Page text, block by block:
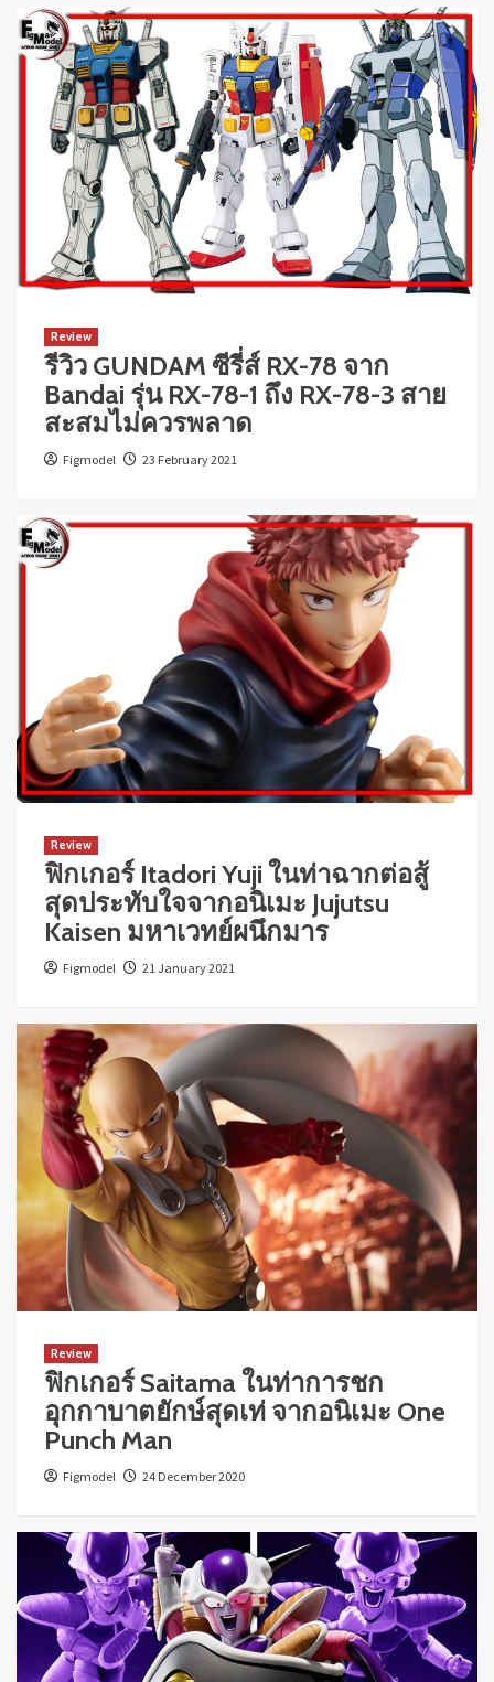
Review
รีวิว GUNDAM ซีรี่ส์ RX-78 จาก
Bandai รุ่น RX-78-1 ถึง RX-78-3 สาย
สะสมไม่ควรพลาด
Figmodel 23 February 2021
Review
ฟิกเกอร์ Itadori Yuji ในท่าฉากต่อสู้
สุดประทับใจจากอนิเมะ Jujutsu
Kaisen มหาเวทย์ผนึกมาร
Figmodel 21 January 2021
Review
ฟิกเกอร์ Saitama ในท่าการชก
อุกกาบาตยักษ์สุดเท่ จากอนิเมะ One
Punch Man
Figmodel 24 December 2020